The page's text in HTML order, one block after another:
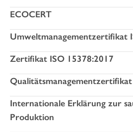
ECOCERT
Umweltmanagementzertifikat
Zertifikat ISO 15378:2017
Internationale Erklärung zur
Produktion